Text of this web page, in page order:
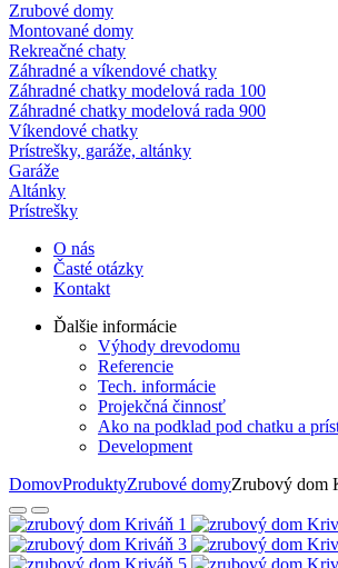
Zrubové domy
Montované domy
Rekreačné chaty
Záhradné a víkendové chatky
Záhradné chatky modelová rada 100
Záhradné chatky modelová rada 900
Víkendové chatky
Prístrešky, garáže, altánky
Garáže
Altánky
Prístrešky
O nás
Časté otázky
Kontakt
Ďalšie informácie
Výhody drevodomu
Referencie
Tech. informácie
Projekčná činnosť
Ako na podklad pod chatku a
Development
DomovProduktyZrubové domyZrubový dom